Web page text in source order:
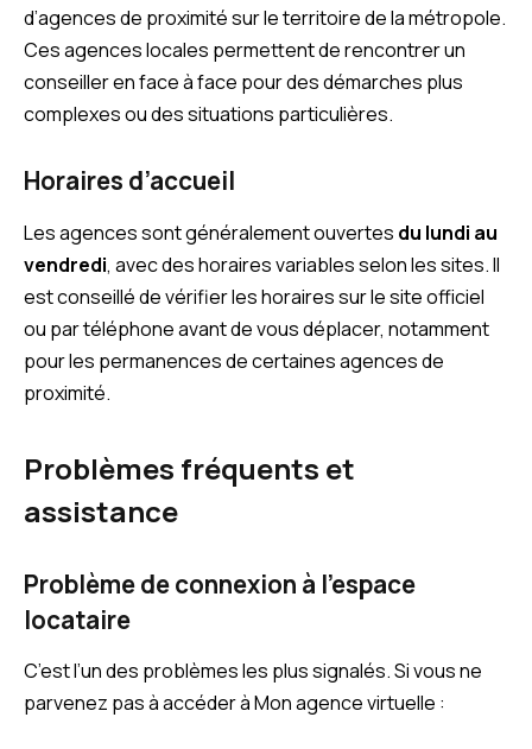
d’agences de proximité sur le territoire de la métropole.
Ces agences locales permettent de rencontrer un
conseiller en face à face pour des démarches plus
complexes ou des situations particulières.
Horaires d’accueil
Les agences sont généralement ouvertes du lundi au
vendredi, avec des horaires variables selon les sites. Il
est conseillé de vérifier les horaires sur le site officiel
ou par téléphone avant de vous déplacer, notamment
pour les permanences de certaines agences de
proximité.
Problèmes fréquents et
assistance
Problème de connexion à l’espace
locataire
C’est l’un des problèmes les plus signalés. Si vous ne
parvenez pas à accéder à Mon agence virtuelle :